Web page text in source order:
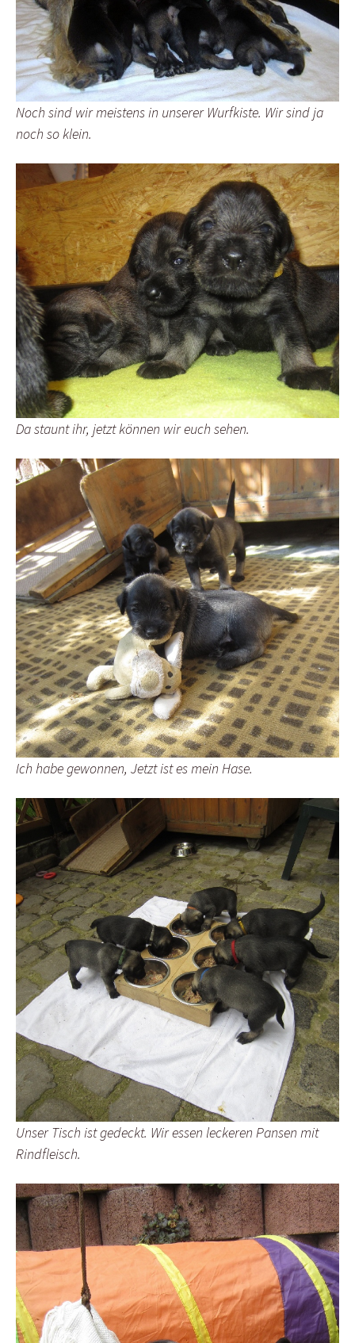
Noch sind wir meistens in unserer Wurfkiste. Wir sind ja
noch so klein.
Da staunt ihr, jetzt können wir euch sehen.
Ich habe gewonnen, Jetzt ist es mein Hase.
Unser Tisch ist gedeckt. Wir essen leckeren Pansen mit
Rindfleisch.